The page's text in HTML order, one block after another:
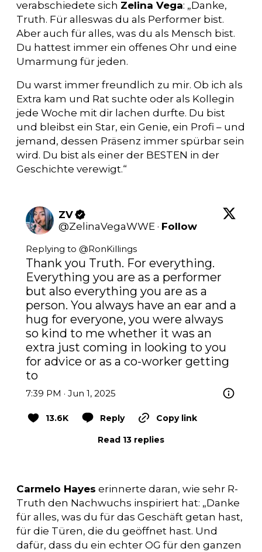
verabschiedete sich Zelina Vega: „Danke,
Truth. Für alleswas du als Performer bist.
Aber auch für alles, was du als Mensch bist.
Du hattest immer ein offenes Ohr und eine
Umarmung für jeden.
Du warst immer freundlich zu mir. Ob ich als
Extra kam und Rat suchte oder als Kollegin
jede Woche mit dir lachen durfte. Du bist
und bleibst ein Star, ein Genie, ein Profi – und
jemand, dessen Präsenz immer spürbar sein
wird. Du bist als einer der BESTEN in der
Geschichte verewigt.“
ZV
@ZelinaVegaWWE · Follow
Replying to @RonKillings
Thank you Truth. For everything.
Everything you are as a performer
but also everything you are as a
person. You always have an ear and a
hug for everyone, you were always
so kind to me whether it was an
extra just coming in looking to you
for advice or as a co-worker getting
to
7:39 PM · Jun 1, 2025
13.6K Reply Copy link
Read 13 replies
Carmelo Hayes erinnerte daran, wie sehr R-
Truth den Nachwuchs inspiriert hat: „Danke
für alles, was du für das Geschäft getan hast,
für die Türen, die du geöffnet hast. Und
dafür, dass du ein echter OG für den ganzen